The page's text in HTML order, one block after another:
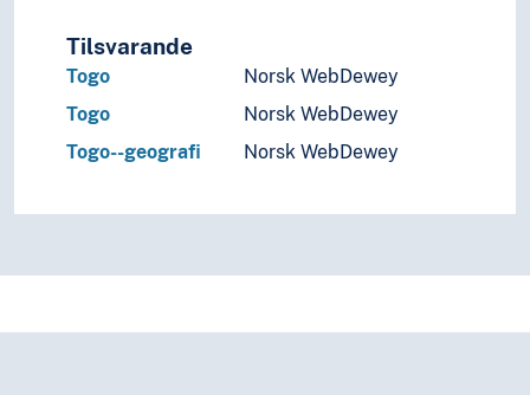
Tilsvarande
Togo
Norsk WebDewey
Togo
Norsk WebDewey
Togo--geografi
Norsk WebDewey